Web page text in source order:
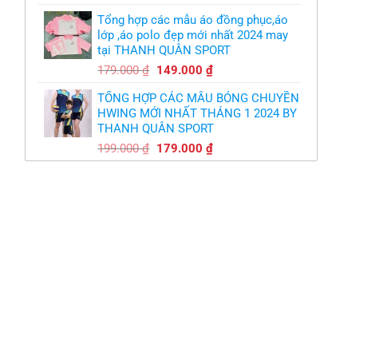
là:
179.000 ₫.
tại
là:
149.000 ₫.
Tổng hợp các mẫu áo đồng phục,áo
lớp ,áo polo đẹp mới nhất 2024 may
tại THANH QUÂN SPORT
179.000₫ Giá
là:
179.000 ₫.
149.000 ₫Giá
tại
là:
TỔNG HỢP CÁC MẪU BÓNG CHUYỀN
HWING MỚI NHẤT THÁNG 1 2024 BY
THANH QUÂN SPORT
199.000₫ Giá
gốc
179.000 ₫Giá
hiện